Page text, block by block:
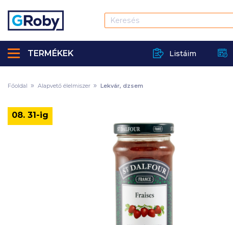
Listáim
TERMÉKEK
Főoldal Alapvető élelmiszer Lekvár, dzsem
08. 31-ig